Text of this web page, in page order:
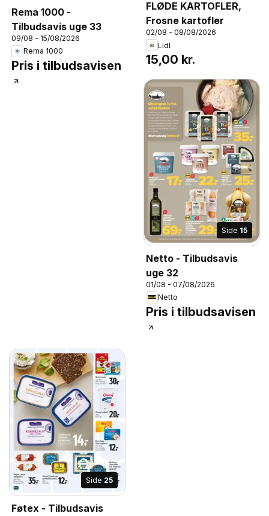
Rema 1000 -
Tilbudsavis uge 33
09/08 - 15/08/2026
Rema 1000
Pris i tilbudsavisen
FLØDE KARTOFLER,
Frosne kartofler
02/08 - 08/08/2026
Lidl
15,00 kr.
Side 15
Netto - Tilbudsavis
uge 32
01/08 - 07/08/2026
Netto
Pris i tilbudsavisen
Side 25
Føtex - Tilbudsavis